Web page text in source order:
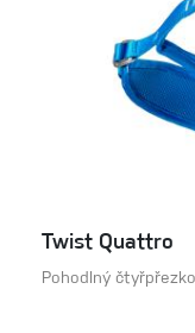
Twist Quattro
Pohodlný